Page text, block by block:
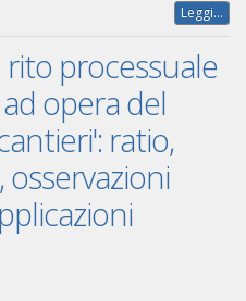
Leggi...
rito processuale
opera del
ratio,